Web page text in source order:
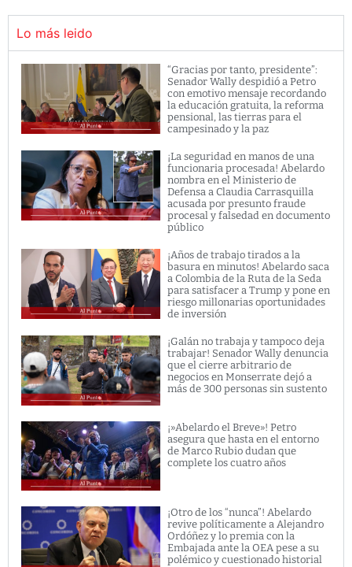
Lo más leido
“Gracias por tanto, presidente”:
Senador Wally despidió a Petro
con emotivo mensaje recordando
la educación gratuita, la reforma
pensional, las tierras para el
campesinado y la paz
¡La seguridad en manos de una
funcionaria procesada! Abelardo
nombra en el Ministerio de
Defensa a Claudia Carrasquilla
acusada por presunto fraude
procesal y falsedad en documento
público
¡Años de trabajo tirados a la
basura en minutos! Abelardo saca
a Colombia de la Ruta de la Seda
para satisfacer a Trump y pone en
riesgo millonarias oportunidades
de inversión
¡Galán no trabaja y tampoco deja
trabajar! Senador Wally denuncia
que el cierre arbitrario de
negocios en Monserrate dejó a
más de 300 personas sin sustento
¡»Abelardo el Breve»! Petro
asegura que hasta en el entorno
de Marco Rubio dudan que
complete los cuatro años
¡Otro de los “nunca”! Abelardo
revive políticamente a Alejandro
Ordóñez y lo premia con la
Embajada ante la OEA pese a su
polémico y cuestionado historial